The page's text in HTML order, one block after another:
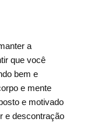
a
que você
bem e
e mente
e motivado
e descontração